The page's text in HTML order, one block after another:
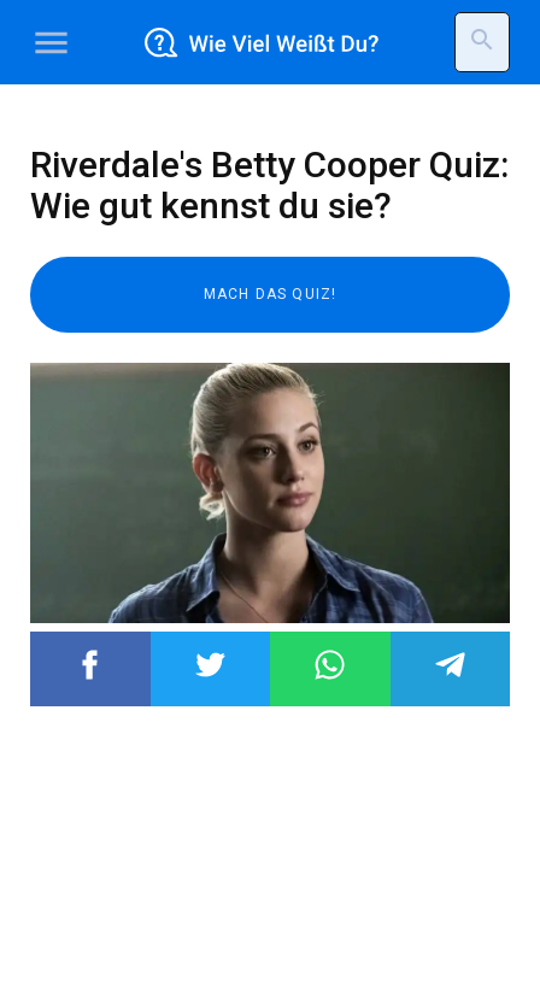
menu search
Riverdale's Betty Cooper Quiz:
Wie gut kennst du sie?